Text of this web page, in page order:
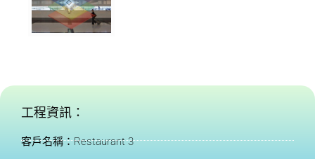
工程資訊：
客戶名稱：Restaurant 3